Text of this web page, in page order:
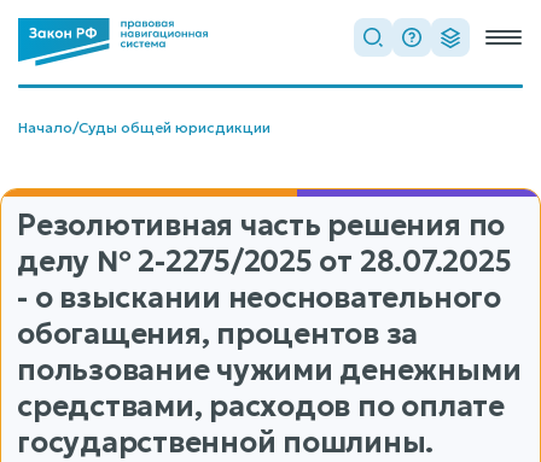
Начало/Суды общей юрисдикции
Резолютивная часть решения по
делу № 2-2275/2025 от 28.07.2025
- о взыскании неосновательного
обогащения, процентов за
пользование чужими денежными
средствами, расходов по оплате
государственной пошлины.